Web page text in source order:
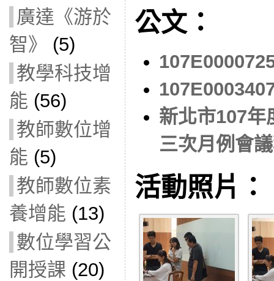
廣達《游於
智》
(5)
教學科技增
能 (56)
教師數位增
能 (5)
教師數位素
養增能 (13)
數位學習公
開授課 (20)
公文：
新北市107年
三次月例會
活動照片：